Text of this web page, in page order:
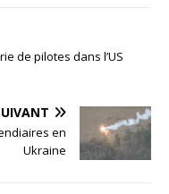
de pilotes dans l’US
en
Ukraine